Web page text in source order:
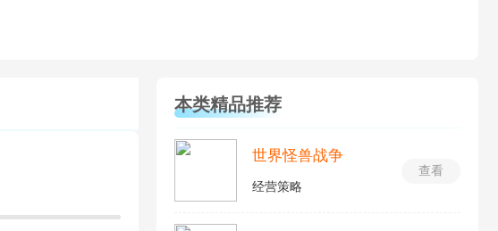
本类精品推荐
查看
世界怪兽战争
经营策略